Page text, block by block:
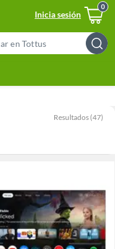
Inicia sesión
Search
Bar
Resultados (47)